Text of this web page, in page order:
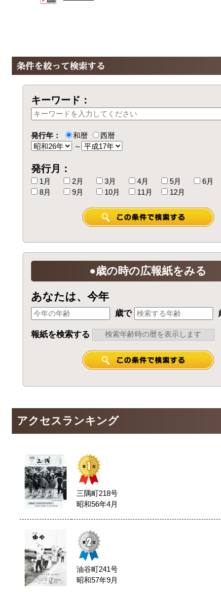
キーワード：
発行年： 和暦
西暦
～
発行月：
1月 2月 3月 4月 5月
6月
8月
9月 10月 11月 12月
●歳の時の広報紙をみる
あなたは、今年
歳で
報紙を検索する
アクセスランキング
三隅町218号
昭和56年4月
油谷町241号
昭和57年9月